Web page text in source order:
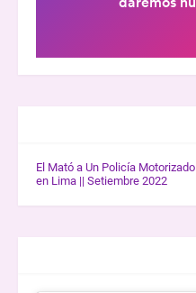
El Mató a Un Policía Motorizado
en Lima || Setiembre 2022